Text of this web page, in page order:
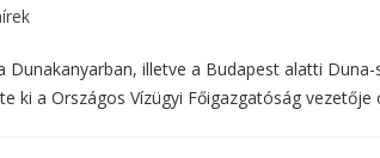
Dunakanyarban, illetve a Budapest alatti
ki a Országos Vízügyi Főigazgatóság